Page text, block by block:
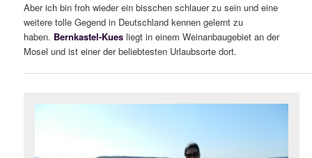
Aber ich bin froh wieder ein bisschen schlauer zu sein und eine
weitere tolle Gegend in Deutschland kennen gelernt zu
haben. Bernkastel-Kues liegt in einem Weinanbaugebiet an der
Mosel und ist einer der beliebtesten Urlaubsorte dort.